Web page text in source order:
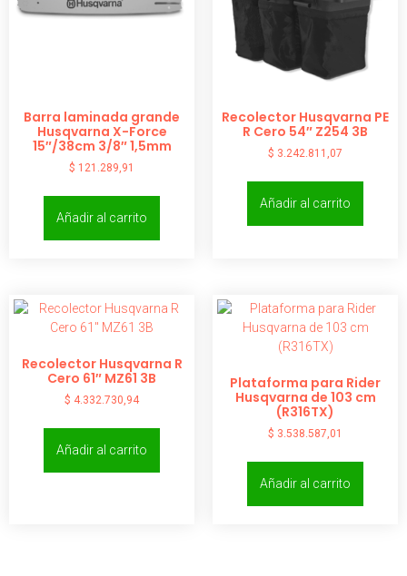
Barra laminada grande
Husqvarna X-Force
15″/38cm 3/8″ 1,5mm
$ 121.289,91
Añadir al carrito
Recolector Husqvarna PE
R Cero 54″ Z254 3B
$ 3.242.811,07
Añadir al carrito
Recolector Husqvarna R
Cero 61″ MZ61 3B
$ 4.332.730,94
Añadir al carrito
Plataforma para Rider
Husqvarna de 103 cm
(R316TX)
$ 3.538.587,01
Añadir al carrito